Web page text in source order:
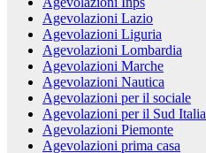
Agevolazioni Lazio
Agevolazioni Liguria
Agevolazioni Lombardia
Agevolazioni Marche
Agevolazioni Nautica
Agevolazioni per il sociale
Agevolazioni per il Sud Italia
Agevolazioni Piemonte
Agevolazioni prima casa